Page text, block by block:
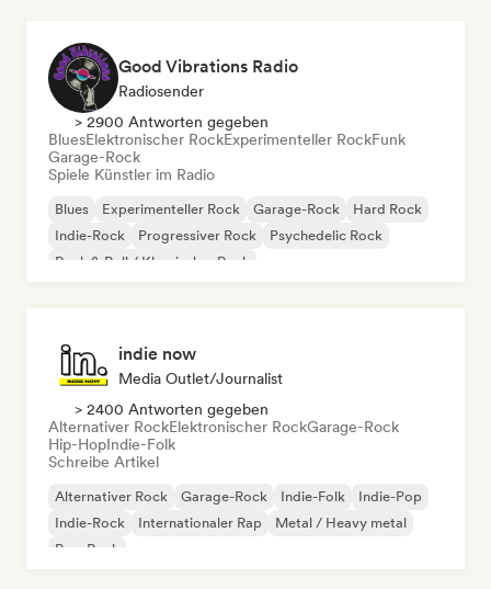
Good Vibrations Radio
Radiosender
> 2900 Antworten gegeben
BluesElektronischer RockExperimenteller RockFunk
Garage-Rock
Spiele Künstler im Radio
Blues Experimenteller Rock Garage-Rock
Hard Rock
Indie-Rock
Progressiver Rock
Psychedelic Rock
Rock & Roll / Klassischer Rock
indie now
Media Outlet/Journalist
> 2400 Antworten gegeben
Alternativer RockElektronischer RockGarage-Rock
Hip-HopIndie-Folk
Schreibe Artikel
Alternativer Rock Garage-Rock Indie-Folk
Indie-Pop
Indie-Rock
Internationaler Rap
Metal / Heavy metal
Pop-Rock